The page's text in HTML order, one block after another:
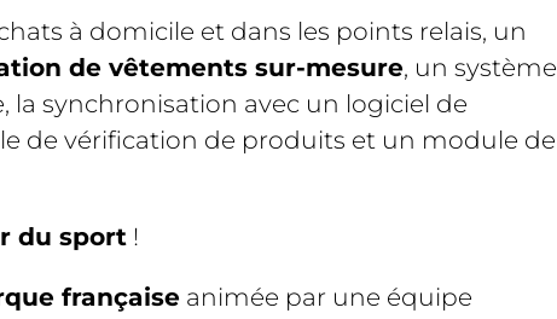
à domicile et dans les points relais, un
de vêtements sur-mesure, un système
la synchronisation avec un logiciel de
de vérification de produits et un module de
du sport !
française animée par une équipe